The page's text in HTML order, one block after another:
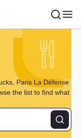
Paris La Défense
the list to find what